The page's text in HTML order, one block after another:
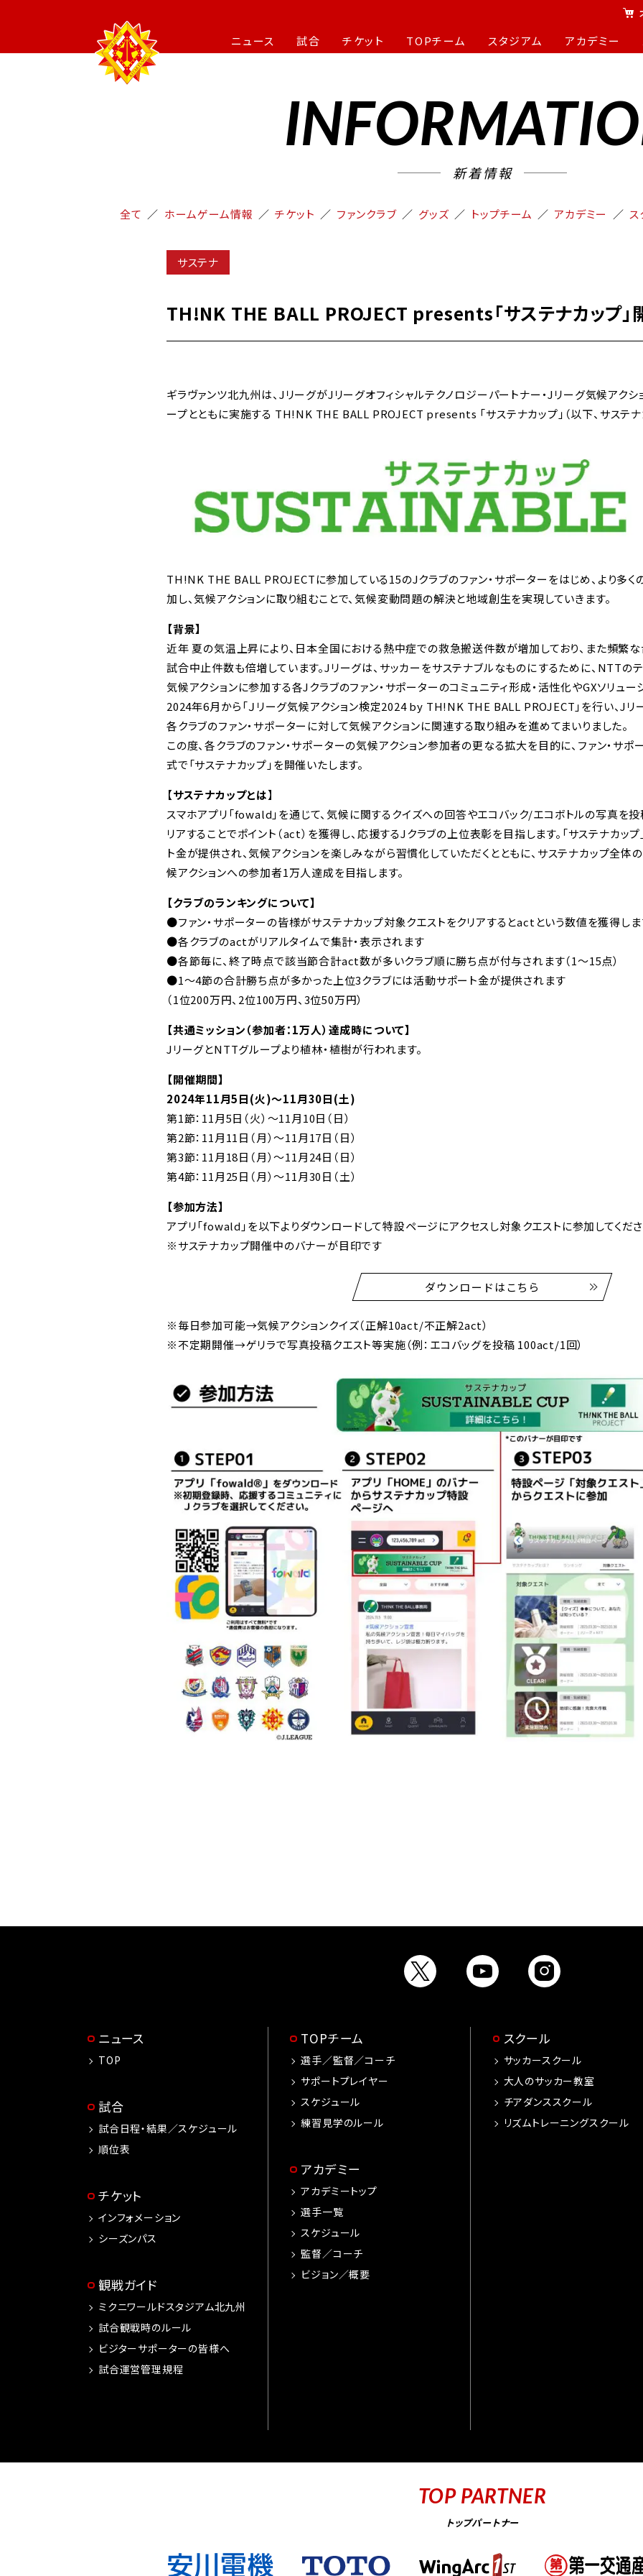
ニュース 試合 チケット TOPチーム スタジアム アカデミー
新着情報
全て ホームゲーム情報 チケット ファンクラブ グッズ トップチーム アカデミー
サステナ
TH!NK THE BALL PROJECT presents「サステナカップ」
ギラヴァンツ北九州は、JリーグがJリーグオフィシャルテクノロジーパートナー・Jリーグ気候アク
ープとともに実施する TH!NK THE BALL PROJECT presents 「サステナカップ」（以下、サステナ
TH!NK THE BALL PROJECTに参加している15のJクラブのファン・サポーターをはじめ、より多く
加し、気候アクションに取り組むことで、気候変動問題の解決と地域創生を実現していきます。
【背景】
近年 夏の気温上昇により、日本全国における熱中症での救急搬送件数が増加しており、また頻繁な
試合中止件数も倍増しています。Jリーグは、サッカーをサステナブルなものにするために、NTTの
気候アクションに参加する各Jクラブのファン・サポーターのコミュニティ形成・活性化やGXソリュー
2024年6月から「Ｊリーグ気候アクション検定2024 by TH!NK THE BALL PROJECT」を行い、Jリ
各クラブのファン・サポーターに対して気候アクションに関連する取り組みを進めてまいりました。
この度、各クラブのファン・サポーターの気候アクション参加者の更なる拡大を目的に、ファン・サ
式で「サステナカップ」を開催いたします。
【サステナカップとは】
スマホアプリ「fowald」を通じて、気候に関するクイズへの回答やエコバック/エコボトルの写真を投
リアすることでポイント（act）を獲得し、応援するJクラブの上位表彰を目指します。「サステナカッ
ト金が提供され、気候アクションを楽しみながら習慣化していただくとともに、サステナカップ全体の
候アクションへの参加者1万人達成を目指します。
【クラブのランキングについて】
●ファン・サポーターの皆様がサステナカップ対象クエストをクリアするとactという数値を獲得し
●各クラブのactがリアルタイムで集計・表示されます
●各節毎に、終了時点で該当節合計act数が多いクラブ順に勝ち点が付与されます（1～15点）
●1～4節の合計勝ち点が多かった上位3クラブには活動サポート金が提供されます
（1位200万円、2位100万円、3位50万円）
【共通ミッション（参加者：1万人）達成時について】
JリーグとNTTグループより植林・植樹が行われます。
【開催期間】
2024年11月5日(火)～11月30日(土)
第1節：11月5日（火）～11月10日（日）
第2節：11月11日（月）～11月17日（日）
第3節：11月18日（月）～11月24日（日）
第4節：11月25日（月）～11月30日（土）
【参加方法】
アプリ「fowald」を以下よりダウンロードして特設ページにアクセスし対象クエストに参加してくだ
※サステナカップ開催中のバナーが目印です
ダウンロードはこちら
※毎日参加可能→気候アクションクイズ（正解10act/不正解2act）
※不定期開催→ゲリラで写真投稿クエスト等実施（例：エコバッグを投稿 100act/1回）
ニュース
TOP
試合
試合日程・結果／スケジュール
順位表
チケット
インフォメーション
シーズンパス
観戦ガイド
ミクニワールドスタジアム北九州
試合観戦時のルール
ビジターサポーターの皆様へ
試合運営管理規程
TOPチーム
選手／監督／コーチ
サポートプレイヤー
スケジュール
練習見学のルール
アカデミー
アカデミートップ
選手一覧
スケジュール
監督／コーチ
ビジョン／概要
スクール
サッカースクール
大人のサッカー教室
チアダンススクール
リズムトレーニングスクール
TOP PARTNER
トップパートナー